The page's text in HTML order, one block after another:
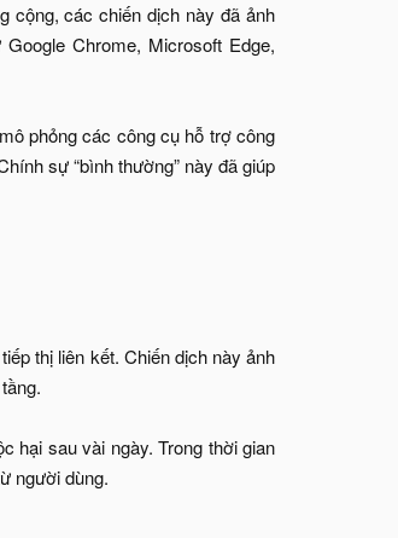
cộng, các chiến dịch này đã ảnh
Chrome, Microsoft Edge,
phỏng các công cụ hỗ trợ công
sự “bình thường” này đã giúp
thị liên kết. Chiến dịch này ảnh
hại sau vài ngày. Trong thời gian
người dùng.​